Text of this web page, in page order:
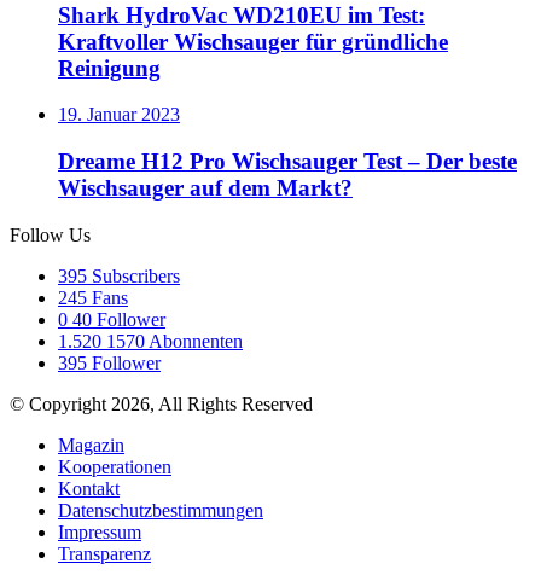
Shark HydroVac WD210EU im Test:
Kraftvoller Wischsauger für gründliche
Reinigung
19. Januar 2023
Dreame H12 Pro Wischsauger Test – Der beste
Wischsauger auf dem Markt?
Follow Us
395 Subscribers
245 Fans
0 40 Follower
1.520 1570 Abonnenten
395 Follower
© Copyright 2026, All Rights Reserved
Magazin
Kooperationen
Kontakt
Datenschutzbestimmungen
Impressum
Transparenz